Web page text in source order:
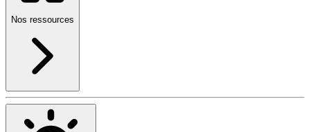
Nos ressources